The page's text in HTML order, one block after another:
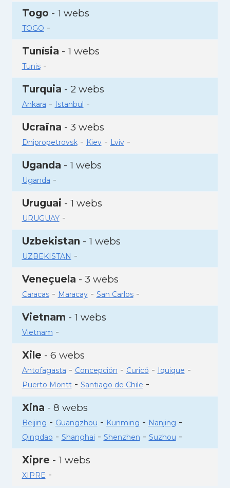
Togo - 1 webs
TOGO -
Tunísia - 1 webs
Tunis-
Turquia - 2 webs
Ankara - Istanbul -
Ucraïna - 3 webs
Dnipropetrovsk- Kiev- Lviv-
Uganda - 1 webs
Uganda -
Uruguai - 1 webs
URUGUAY-
Uzbekistan - 1 webs
UZBEKISTAN -
Veneçuela - 3 webs
Caracas- Maracay- San Carlos-
Vietnam - 1 webs
Vietnam -
Xile - 6 webs
Antofagasta - Concepción - Curicó - Iquique -
Puerto Montt- Santiago de Chile -
Xina - 8 webs
Beijing - Guangzhou - Kunming - Nanjing -
Qingdao - Shanghai - Shenzhen - Suzhou -
Xipre - 1 webs
XIPRE -